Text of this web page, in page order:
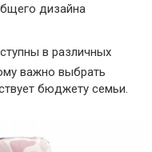
дизайна
в различных
важно выбрать
бюджету семьи.